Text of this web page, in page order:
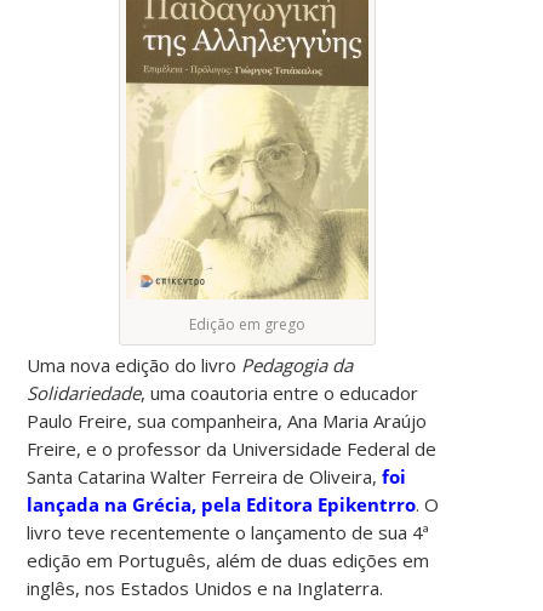
Edição em grego
Uma nova edição do livro Pedagogia da
Solidariedade, uma coautoria entre o educador
Paulo Freire, sua companheira, Ana Maria Araújo
Freire, e o professor da Universidade Federal de
Santa Catarina Walter Ferreira de Oliveira, foi
lançada na Grécia, pela Editora Epikentrro. O
livro teve recentemente o lançamento de sua 4ª
edição em Português, além de duas edições em
inglês, nos Estados Unidos e na Inglaterra.